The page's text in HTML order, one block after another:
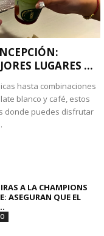
LUGARES ...
hasta combinaciones
blanco y café, estos
donde puedes disfrutar
A LA CHAMPIONS
ASEGURAN QUE EL